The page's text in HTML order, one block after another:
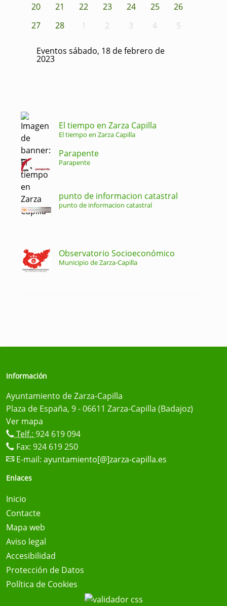
20
21 22 23 24 25
26
27
28 1 2 3 4 5
Eventos sábado, 18 de febrero de
2023
El tiempo en Zarza Capilla
El tiempo en Zarza Capilla
Parapente
Parapente
punto de informacion catastral
punto de informacion catastral
Observatorio Socioeconómico
Municipio de Zarza-Capilla
Información
Ayuntamiento de Zarza-Capilla
Plaza de España, 9 - 06611 Zarza-Capilla (Badajoz)
Ver mapa
Telf.: 924 619 094
Fax: 924 619 250
E-mail: ayuntamiento[@]zarza-capilla.es
Enlaces
Inicio
Contacte
Mapa web
Aviso legal
Accesibilidad
Protección de Datos
Política de Cookies